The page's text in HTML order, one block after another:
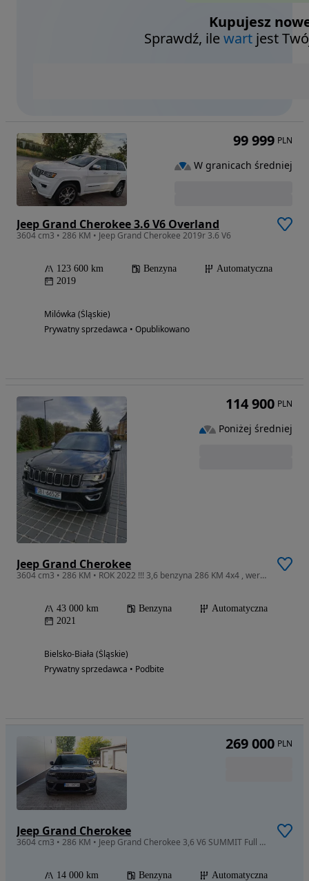
Kupujesz
Sprawdź, ilewart jest
Jeep Grand Cherokee 3.6 V6 Overland
3604 cm3 • 286 KM • Jeep Grand Cherokee 2019r 3.6 V6
123 600 km Benzyna
Automatyczna
2019
Milówka (Śląskie)
Prywatny sprzedawca • Opublikowano
99 999 PLN
W granicach średniej
Jeep Grand Cherokee
3604 cm3 • 286 KM • ROK 2022 !!! 3,6 benzyna 286 KM 4x4 , wersja LIMITED niski przebieg
43 000 km Benzyna
Automatyczna
2021
Bielsko-Biała (Śląskie)
Prywatny sprzedawca • Podbite
114 900 PLN
Poniżej średniej
Jeep Grand Cherokee
3604 cm3 • 286 KM • Jeep Grand Cherokee 3,6 V6 SUMMIT Full Pneumatyka
14 000 km Benzyna
Automatyczna
269 000 PLN